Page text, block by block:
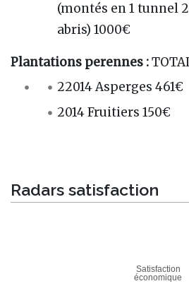
(montés en 1 tunnel
abris) 1000€
Plantations perennes :
22014 Asperges 461€
2014 Fruitiers 150€
Radars satisfaction